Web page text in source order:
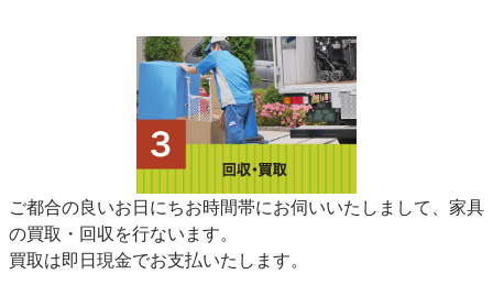
ご都合の良いお日にちお時間帯にお伺いいたしまして、家具
の買取・回収を行ないます。
買取は即日現金でお支払いたします。